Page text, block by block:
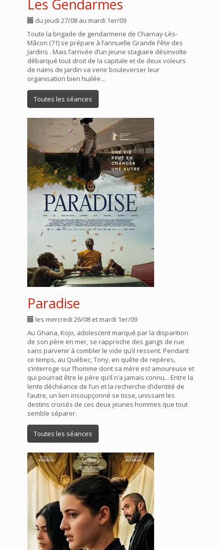
Les Gendarmes
du jeudi 27/08 au mardi 1er/09
Toute la brigade de gendarmerie de Charnay-Lès-
Mâcon (71) se prépare à l’annuelle Grande Fête des
Jardins . Mais l’arrivée d’un jeune stagiaire désinvolte
débarqué tout droit de la capitale et de deux voleurs
de nains de jardin va venir bouleverser leur
organisation bien huilée…
Toutes les séances
Paradise
les mercredi 26/08 et mardi 1er/09
Au Ghana, Kojo, adolescent marqué par la disparition
de son père en mer, se rapproche des gangs de rue
sans parvenir à combler le vide qu’il ressent. Pendant
ce temps, au Québec, Tony, en quête de repères,
s’interroge sur l’homme dont sa mère est amoureuse et
qui pourrait être le père qu’il n’a jamais connu... Entre la
lente déchéance de l’un et la recherche d’identité de
l’autre, un lien insoupçonné se tisse, unissant les
destins croisés de ces deux jeunes hommes que tout
semble séparer.
Toutes les séances